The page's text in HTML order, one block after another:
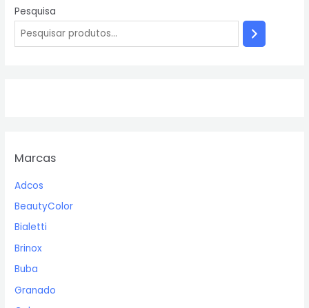
Pesquisa
Marcas
Adcos
BeautyColor
Bialetti
Brinox
Buba
Granado